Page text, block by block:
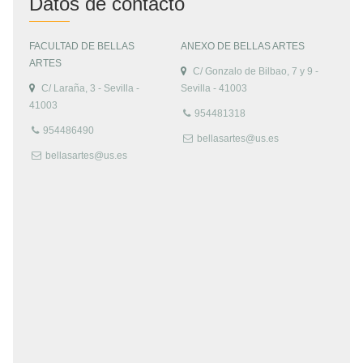
FACULTAD DE BELLAS
ARTES
C/ Laraña, 3 - Sevilla -
41003
954486490
bellasartes@us.es
ANEXO DE BELLAS ARTES
C/ Gonzalo de Bilbao, 7 y 9 -
Sevilla - 41003
954481318
bellasartes@us.es